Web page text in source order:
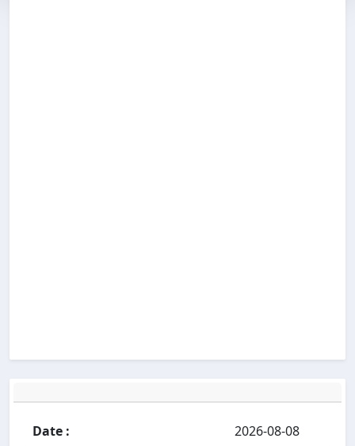
Date :
2026-08-08